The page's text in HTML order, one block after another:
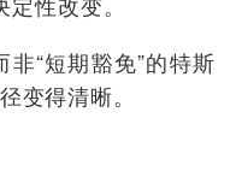
非“短期豁免”的特斯
变得清晰。